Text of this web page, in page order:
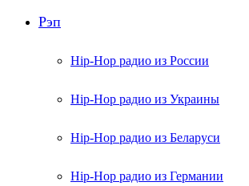
Рэп
Hip-Hop радио из России
Hip-Hop радио из Украины
Hip-Hop радио из Беларуси
Hip-Hop радио из Германии